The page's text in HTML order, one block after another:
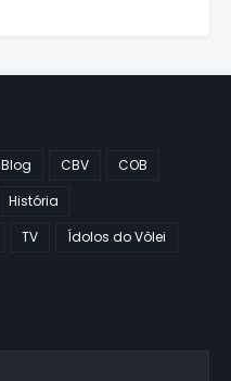
Blog CBV
COB
História
TV Ídolos do Vôlei